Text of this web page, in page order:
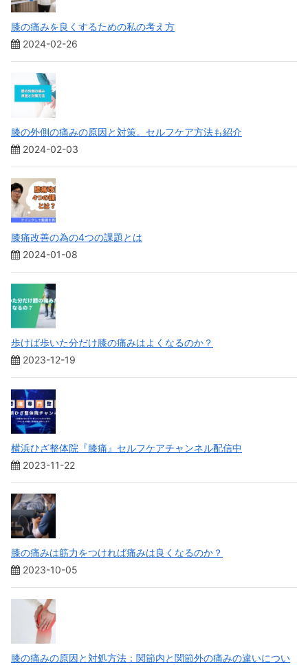
膝の痛みを良くするための私の考え方
2024-02-26
膝の外側の痛みの原因と対策。セルフケア方法も紹介
2024-02-03
膝痛改善の為の4つの課題とは
2024-01-08
歩けば歩いた分だけ膝の痛みはよくなるのか？
2023-12-19
横浜ひざ整体院『膝痛』セルフケアチャンネル配信中
2023-11-22
膝の痛みは筋力をつければ痛みは良くなるのか？
2023-10-05
膝の痛みの原因と対処方法：関節内と関節外の痛みの違いについ